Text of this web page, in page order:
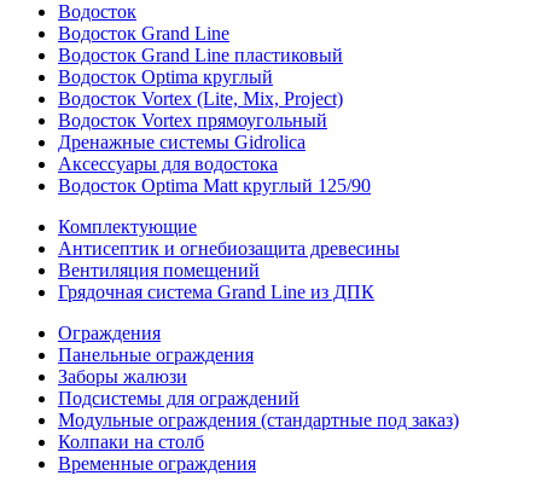
Водосток
Водосток Grand Line
Водосток Grand Line пластиковый
Водосток Optima круглый
Водосток Vortex (Lite, Mix, Project)
Водосток Vortex прямоугольный
Дренажные системы Gidrolica
Аксессуары для водостока
Водосток Optima Matt круглый 125/90
Комплектующие
Антисептик и огнебиозащита древесины
Вентиляция помещений
Грядочная система Grand Line из ДПК
Ограждения
Панельные ограждения
Заборы жалюзи
Подсистемы для ограждений
Модульные ограждения (стандартные под заказ)
Колпаки на столб
Временные ограждения